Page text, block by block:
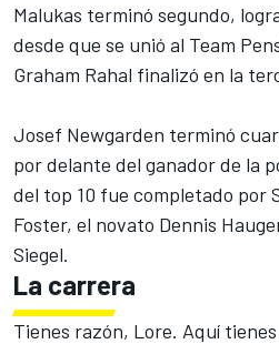
Malukas terminó segundo,
desde que se unió al Team
Graham Rahal finalizó en la
Josef Newgarden terminó
por delante del ganador de la
del top 10 fue completado por
Foster, el novato Dennis
Siegel.
La carrera
Tienes razón, Lore. Aquí